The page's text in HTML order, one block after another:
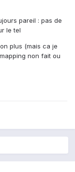
pareil : pas de
le tel
plus (mais ca je
non fait ou